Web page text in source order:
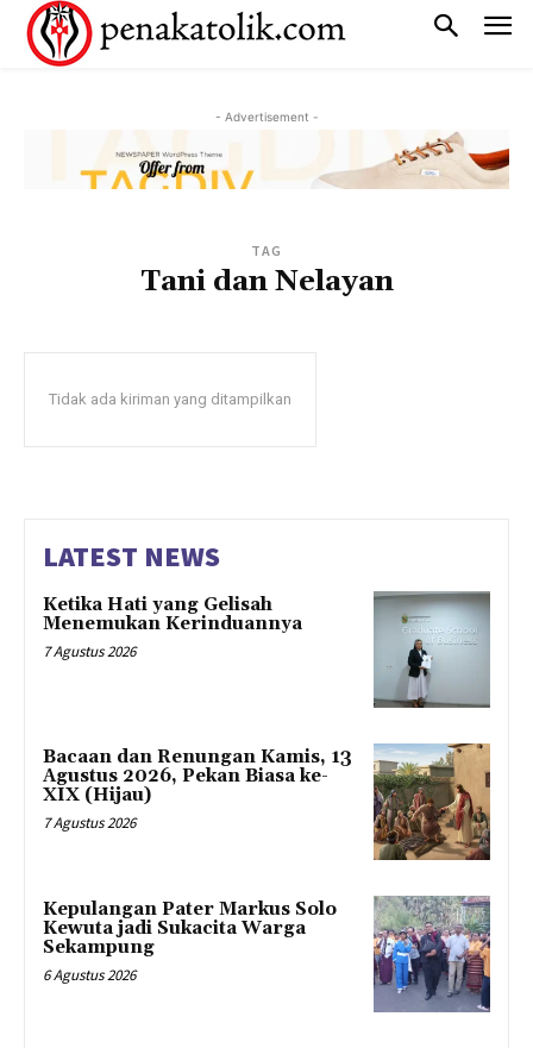
- Advertisement -
TAG
Tani dan Nelayan
Tidak ada kiriman yang ditampilkan
LATEST NEWS
Ketika Hati yang Gelisah
Menemukan Kerinduannya
7 Agustus 2026
Bacaan dan Renungan Kamis, 13
Agustus 2026, Pekan Biasa ke-
XIX (Hijau)
7 Agustus 2026
Kepulangan Pater Markus Solo
Kewuta jadi Sukacita Warga
Sekampung
6 Agustus 2026